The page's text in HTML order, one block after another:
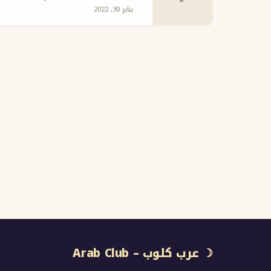
يناير 30, 2022
☽ عرب كلوب – Arab Club